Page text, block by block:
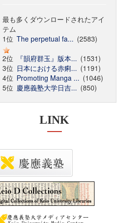
最も多くダウンロードされたアイ
テム
1位 The perpetual fa... (2583)
2位
『韻府群玉』版本... (1531)
3位 日本における赤痢... (1191)
4位 Promoting Manga ... (1046)
5位 慶應義塾大学日吉... (850)
LINK